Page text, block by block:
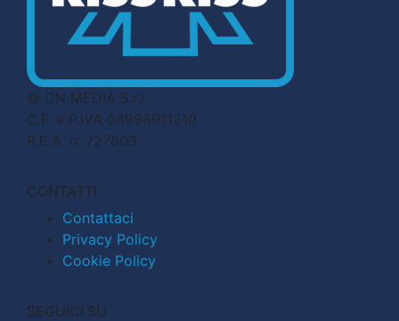
© CN MEDIA S.r.l.
C.F. e P.IVA 04998911210
R.E.A. n. 727803
CONTATTI
Contattaci
Privacy Policy
Cookie Policy
SEGUICI SU